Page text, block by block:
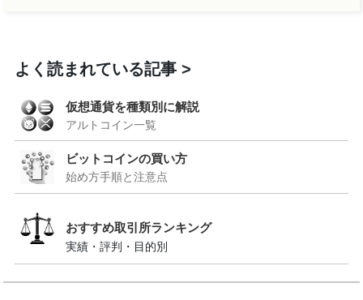
よく読まれている記事
仮想通貨を種類別に解説
アルトコイン一覧
ビットコインの買い方
始め方手順と注意点
おすすめ取引所ランキング
実績・評判・目的別